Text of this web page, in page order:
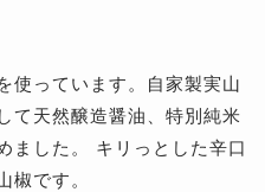
使っています。自家製実山
て天然醸造醤油、特別純米
ました。 キリっとした辛口
椒です。